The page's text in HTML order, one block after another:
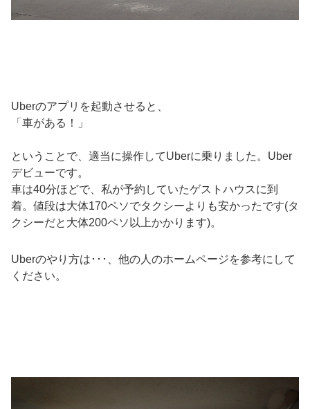
Uberのアプリを起動させると、
「車がある！」
ということで、適当に操作してUberに乗りました。Uber
デビューです。
車は40分ほどで、私が予約していたゲストハウスに到
着。値段は大体170ペソでタクシーよりも安かったです(タ
クシーだと大体200ペソ以上かかります)。
Uberのやり方は･･･、他の人のホームページを参考にして
ください。